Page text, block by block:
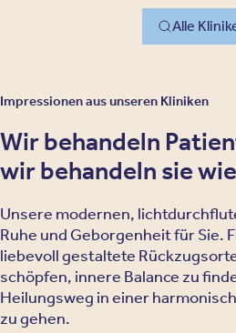
Alle
Impressionen aus unseren Kliniken
Wir behandeln
wir behandeln sie
Unsere modernen,
Ruhe und Geborgenheit für Sie.
liebevoll gestaltete
schöpfen, innere Balance zu
Heilungsweg in einer
zu gehen.